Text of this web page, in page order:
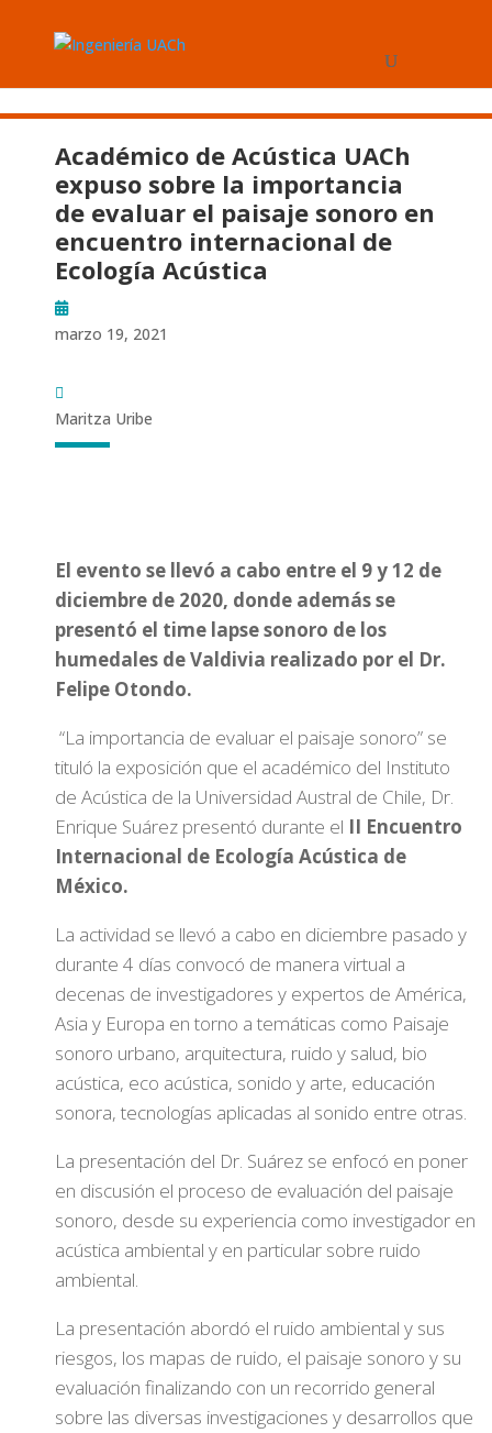
Académico de Acústica UACh
expuso sobre la importancia
de evaluar el paisaje sonoro en
encuentro internacional de
Ecología Acústica
marzo 19, 2021
Maritza Uribe
El evento se llevó a cabo entre el 9 y 12 de
diciembre de 2020, donde además se
presentó el time lapse sonoro de los
humedales de Valdivia realizado por el Dr.
Felipe Otondo.
“La importancia de evaluar el paisaje sonoro” se
tituló la exposición que el académico del Instituto
de Acústica de la Universidad Austral de Chile, Dr.
Enrique Suárez presentó durante el II Encuentro
Internacional de Ecología Acústica de
México.
La actividad se llevó a cabo en diciembre pasado y
durante 4 días convocó de manera virtual a
decenas de investigadores y expertos de América,
Asia y Europa en torno a temáticas como Paisaje
sonoro urbano, arquitectura, ruido y salud, bio
acústica, eco acústica, sonido y arte, educación
sonora, tecnologías aplicadas al sonido entre otras.
La presentación del Dr. Suárez se enfocó en poner
en discusión el proceso de evaluación del paisaje
sonoro, desde su experiencia como investigador en
acústica ambiental y en particular sobre ruido
ambiental.
La presentación abordó el ruido ambiental y sus
riesgos, los mapas de ruido, el paisaje sonoro y su
evaluación finalizando con un recorrido general
sobre las diversas investigaciones y desarrollos que